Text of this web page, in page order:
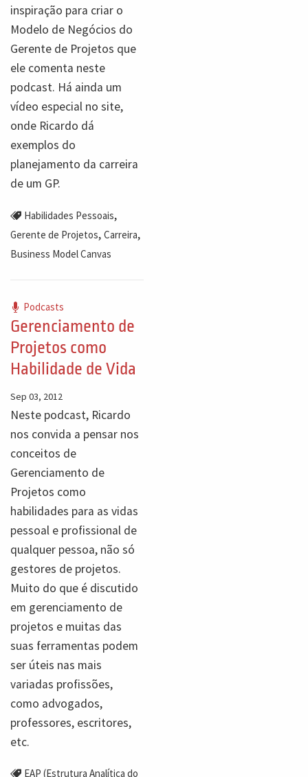
inspiração para criar o
Modelo de Negócios do
Gerente de Projetos que
ele comenta neste
podcast. Há ainda um
vídeo especial no site,
onde Ricardo dá
exemplos do
planejamento da carreira
de um GP.
Habilidades Pessoais,
Gerente de Projetos, Carreira,
Business Model Canvas
Podcasts
Gerenciamento de
Projetos como
Habilidade de Vida
Sep 03, 2012
Neste podcast, Ricardo
nos convida a pensar nos
conceitos de
Gerenciamento de
Projetos como
habilidades para as vidas
pessoal e profissional de
qualquer pessoa, não só
gestores de projetos.
Muito do que é discutido
em gerenciamento de
projetos e muitas das
suas ferramentas podem
ser úteis nas mais
variadas profissões,
como advogados,
professores, escritores,
etc.
EAP (Estrutura Analítica do